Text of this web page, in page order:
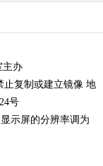
主办
止复制或建立镜像 地
号
示屏的分辨率调为